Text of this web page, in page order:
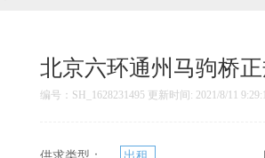
北京六环通州马驹桥
编号：SH_1628231495 更新时间: 2021/8/11